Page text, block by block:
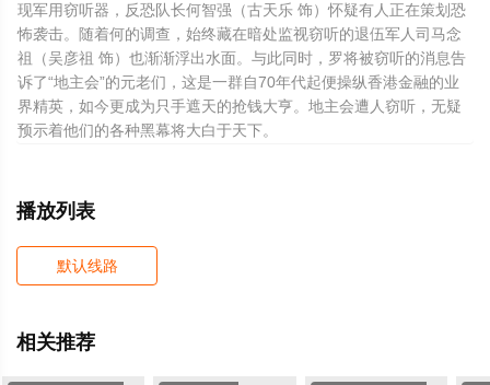
现军用窃听器，反恐队长何智强（古天乐 饰）怀疑有人正在策划恐
怖袭击。随着何的调查，始终藏在暗处监视窃听的退伍军人司马念
祖（吴彦祖 饰）也渐渐浮出水面。与此同时，罗将被窃听的消息告
诉了“地主会”的元老们，这是一群自70年代起便操纵香港金融的业
界精英，如今更成为只手遮天的抢钱大亨。地主会遭人窃听，无疑
预示着他们的各种黑幕将大白于天下。
播放列表
默认线路
相关推荐